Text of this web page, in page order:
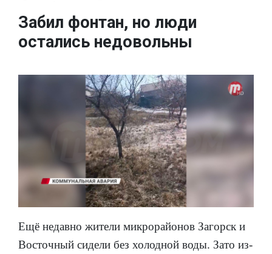
Забил фонтан, но люди
остались недовольны
Ещё недавно жители микрорайонов Загорск и
Восточный сидели без холодной воды. Зато из-